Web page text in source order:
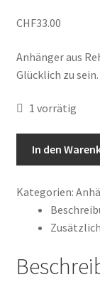
CHF33.00
Anhänger aus
Glücklich zu sein.
1 vorrätig
Schlaufe
Glücks
In den
Kategorien: